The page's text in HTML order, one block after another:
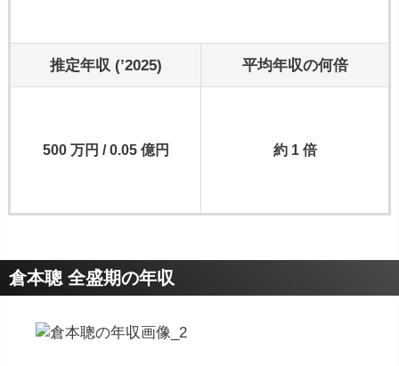
推定年収 (’2025) 平均年収の何倍
500 万円 / 0.05 億円 約 1 倍
倉本聰 全盛期の年収